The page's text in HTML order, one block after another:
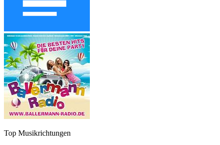
Top Musikrichtungen